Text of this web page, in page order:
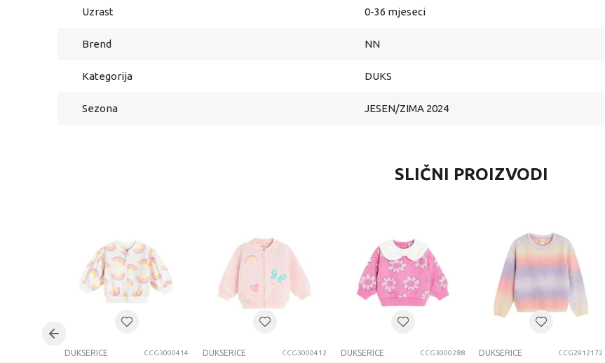
Uzrast 0-36 mjeseci
Brend NN
Kategorija DUKS
Sezona JESEN/ZIMA 2024
SLIČNI PROIZVODI
DUKSERICE CCG3000414 DUKSERICE CCG3000412 DUKSERICE CCG3000288 DUKSERICE CCG2912172